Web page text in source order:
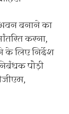
बनाने का
करना,
के लिए निर्देश
पौड़ी